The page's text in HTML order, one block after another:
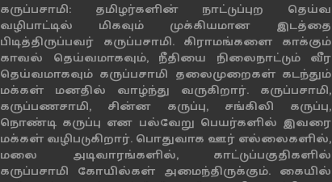
கருப்பசாமி: தமிழர்களின் நாட்டுப்புற தெய்வ
வழிபாட்டில் மிகவும் முக்கியமான இடத்தை
பிடித்திருப்பவர் கருப்பசாமி. கிராமங்களை காக்கும்
காவல் தெய்வமாகவும், நீதியை நிலைநாட்டும் வீர
தெய்வமாகவும் கருப்பசாமி தலைமுறைகள் கடந்தும்
மக்கள் மனதில் வாழ்ந்து வருகிறார். கருப்பசாமி,
கருப்பணசாமி, சின்ன கருப்பு, சங்கிலி கருப்பு,
நொண்டி கருப்பு என பல்வேறு பெயர்களில் இவரை
மக்கள் வழிபடுகிறார். பொதுவாக ஊர் எல்லைகளில்,
மலை அடிவாரங்களில், காட்டுப்பகுதிகளில்
கருப்பசாமி கோயில்கள் அமைந்திருக்கும். கையில்